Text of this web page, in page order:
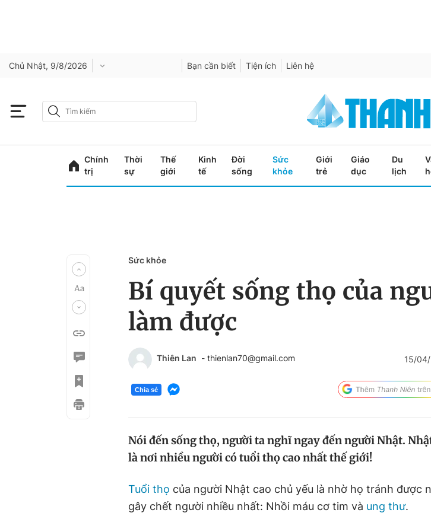
Chủ Nhật, 9/8/2026 Bạn cần biết Tiện ích Liên hệ
Chính
trị
Thời
sự
Thế
giới
Kinh
tế
Đời
sống
Sức
khỏe
Giới
trẻ
Giáo
dục
Du
lịch
Sức khỏe
Bí quyết sống thọ của
làm được
Thiên Lan - thienlan70@gmail.com 15/
Chia sẻ
Nói đến sống thọ, người ta nghĩ ngay đến người Nhật.
là nơi nhiều người có tuổi thọ cao nhất thế giới!
Tuổi thọ của người Nhật cao chủ yếu là nhờ họ tránh được
gây chết người nhiều nhất: Nhồi máu cơ tim và ung thư.